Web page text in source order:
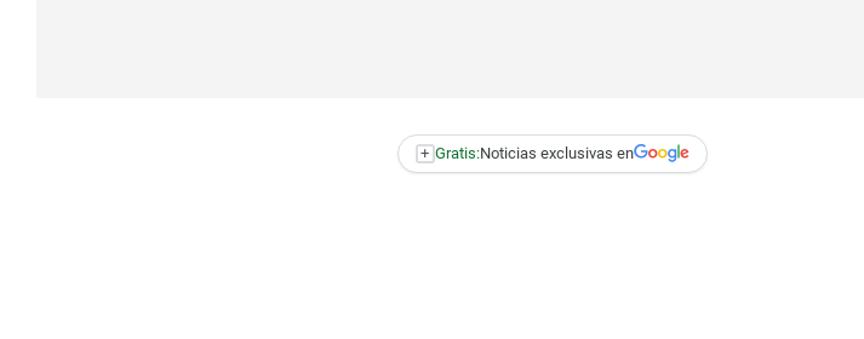
+ Gratis:Noticias exclusivas en